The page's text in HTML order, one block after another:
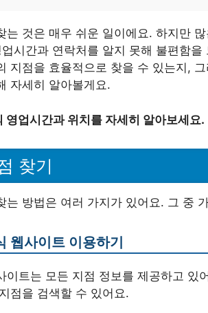
는 것은 매우 쉬운 일이에요. 하지만
시간과 연락처를 알지 못해 불편함
지점을 효율적으로 찾을 수 있는지,
자세히 알아볼게요.
영업시간과 위치를 자세히 알아보세요.
찾기
는 방법은 여러 가지가 있어요. 그 중
웹사이트 이용하기
이트는 모든 지점 정보를 제공하고 있
점을 검색할 수 있어요.